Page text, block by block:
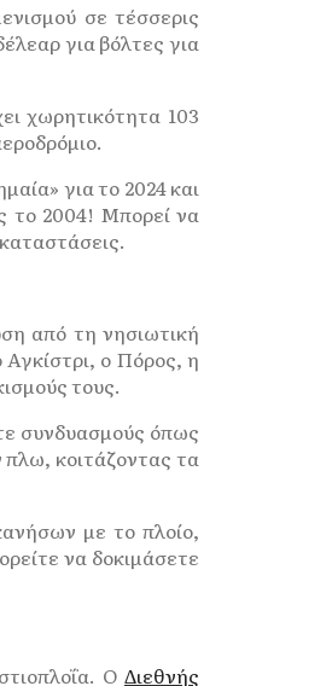
σε τέσσερις
για βόλτες για
χωρητικότητα 103
για το 2024 και
το 2004! Μπορεί να
από τη νησιωτική
ο Πόρος, η
τους.
συνδυασμούς όπως
πλω, κοιτάζοντας τα
με το πλοίο,
να δοκιμάσετε
Ο Διεθνής